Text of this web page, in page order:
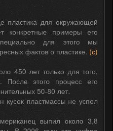
для окружающей
конкретные примеры его
для этого мы
фактов о пластике. (с)
450 лет только для того,
После этого процесс его
50-80 лет.
кусок пластмассы не успел
выпил около 3,8